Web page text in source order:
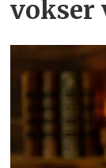
vokser